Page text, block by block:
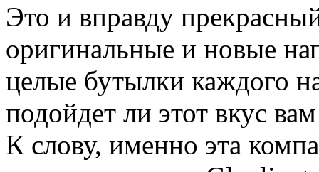
Это и вправду
оригинальные и новые
целые бутылки каждого
подойдет ли этот вкус
К слову, именно эта